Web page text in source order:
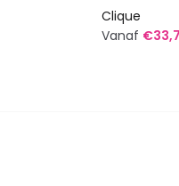
Clique
Vanaf €